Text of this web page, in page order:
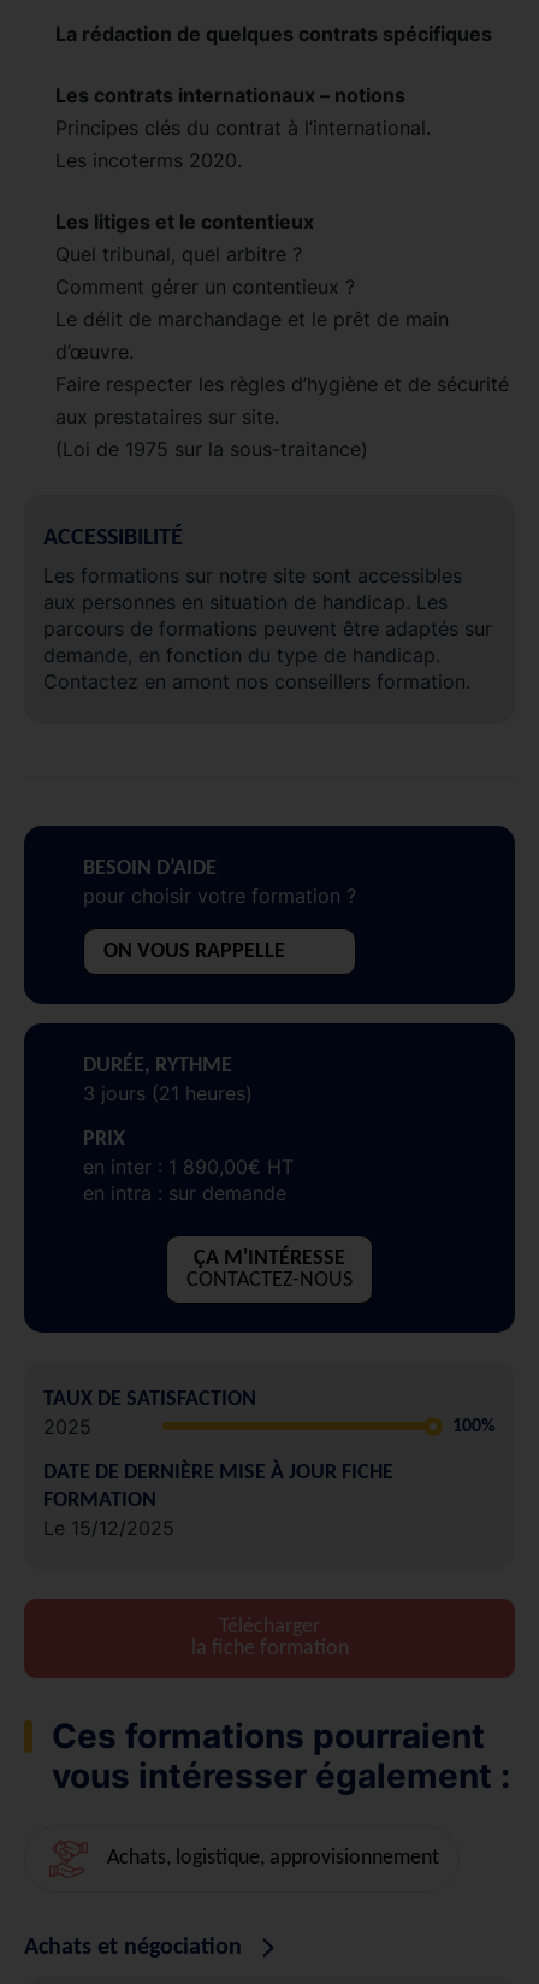
La rédaction de quelques contrats spécifiques
Les contrats internationaux – notions
Principes clés du contrat à l’international.
Les incoterms 2020.
Les litiges et le contentieux
Quel tribunal, quel arbitre ?
Comment gérer un contentieux ?
Le délit de marchandage et le prêt de main
d’œuvre.
Faire respecter les règles d’hygiène et de sécurité
aux prestataires sur site.
(Loi de 1975 sur la sous-traitance)
ACCESSIBILITÉ
Les formations sur notre site sont accessibles
aux personnes en situation de handicap. Les
parcours de formations peuvent être adaptés sur
demande, en fonction du type de handicap.
Contactez en amont nos conseillers formation.
BESOIN D’AIDE
pour choisir votre formation ?
ON VOUS RAPPELLE
DURÉE, RYTHME
3 jours (21 heures)
PRIX
en inter : 1 890,00€ HT
en intra : sur demande
ÇA M'INTÉRESSE
CONTACTEZ-NOUS
TAUX DE SATISFACTION
2025 100%
DATE DE DERNIÈRE MISE À JOUR FICHE
FORMATION
Le 15/12/2025
Télécharger
la fiche formation
Ces formations pourraient
vous intéresser également :
Achats, logistique, approvisionnement
Achats et négociation